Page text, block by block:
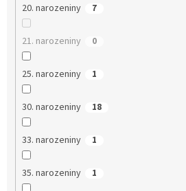
20. narozeniny 7
21. narozeniny 0
25. narozeniny 1
30. narozeniny 18
33. narozeniny 1
35. narozeniny 1